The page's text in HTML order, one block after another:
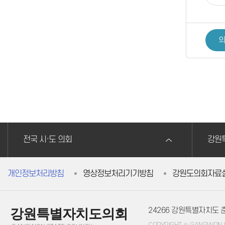
전국 시·도 의회 강원
개인정보처리방침 영상정보처리기기방침 강원도의회자료
강원특별자치도의회 24266 강원특별자치도